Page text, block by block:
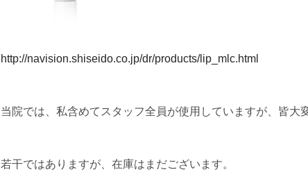
http://navision.shiseido.co.jp/dr/products/lip_mlc.html
当院では、私含めてスタッフ全員が使用していますが、皆大
若干ではありますが、在庫はまだございます。